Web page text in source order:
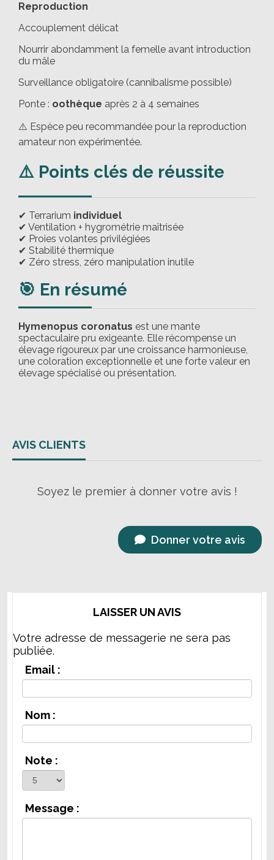
Reproduction
Accouplement délicat
Nourrir abondamment la femelle avant introduction
du mâle
Surveillance obligatoire (cannibalisme possible)
Ponte : oothèque après 2 à 4 semaines
⚠️ Espèce peu recommandée pour la reproduction
amateur non expérimentée.
⚠️ Points clés de réussite
✔ Terrarium individuel
✔ Ventilation + hygrométrie maîtrisée
✔ Proies volantes privilégiées
✔ Stabilité thermique
✔ Zéro stress, zéro manipulation inutile
🎯 En résumé
Hymenopus coronatus est une mante
spectaculaire pru exigeante. Elle récompense un
élevage rigoureux par une croissance harmonieuse,
une coloration exceptionnelle et une forte valeur en
élevage spécialisé ou présentation.
AVIS CLIENTS
Soyez le premier à donner votre avis !
Donner votre avis
LAISSER UN AVIS
Votre adresse de messagerie ne sera pas
publiée.
Email :
Nom :
Note :
Message :